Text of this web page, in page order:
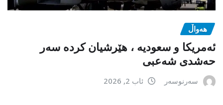
هەواڵ
ئەمریکا و سعودیە ، هێرشیان کردە سەر
حەشدی شەعبی
سەرنوسەر ئاب 2, 2026